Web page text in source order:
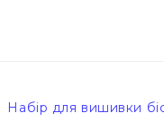
Набір для вишивки